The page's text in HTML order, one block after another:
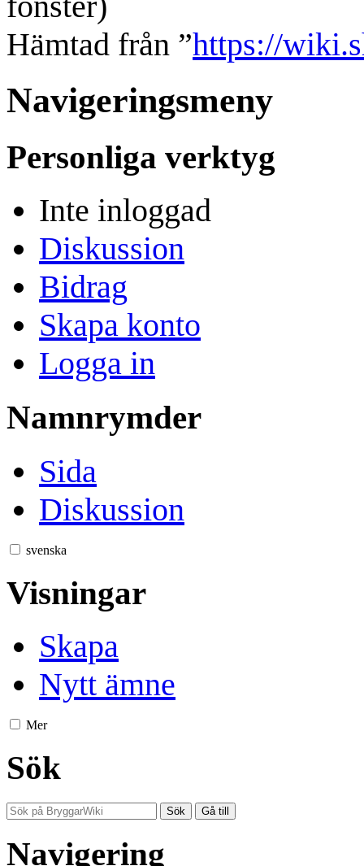
Hämtad från ”https://
Navigeringsmeny
Personliga verktyg
Inte inloggad
Diskussion
Bidrag
Skapa konto
Logga in
Namnrymder
Sida
Diskussion
svenska
Visningar
Skapa
Nytt ämne
Mer
Sök
Navigering